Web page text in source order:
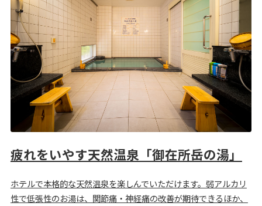
疲れをいやす天然温泉「御在所岳の湯」
ホテルで本格的な天然温泉を楽しんでいただけます。弱アルカリ
性で低張性のお湯は、関節痛・神経痛の改善が期待できるほか、